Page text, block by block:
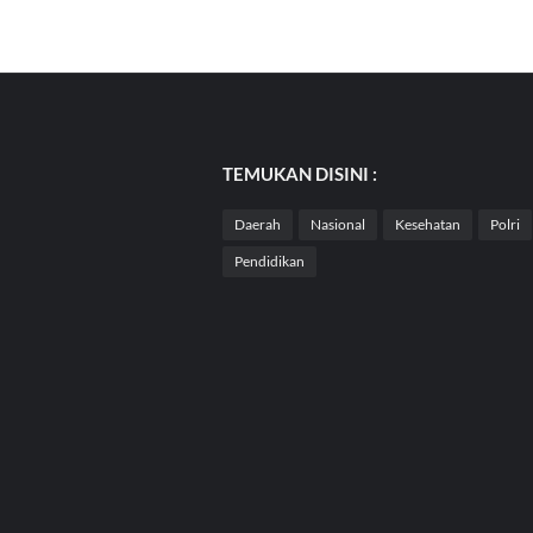
TEMUKAN DISINI :
Daerah Nasional Kesehatan Polri
Pendidikan